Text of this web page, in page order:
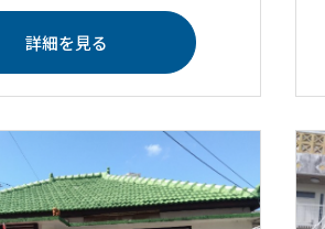
詳細を見る